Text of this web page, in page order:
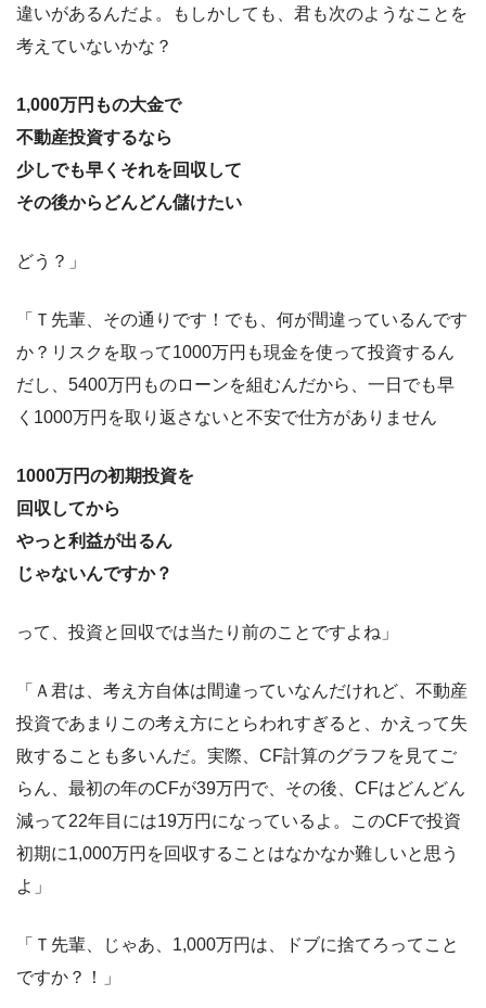
違いがあるんだよ。もしかしても、君も次のようなことを
考えていないかな？
1,000万円もの大金で
不動産投資するなら
少しでも早くそれを回収して
その後からどんどん儲けたい
どう？」
「Ｔ先輩、その通りです！でも、何が間違っているんです
か？リスクを取って1000万円も現金を使って投資するん
だし、5400万円ものローンを組むんだから、一日でも早
く1000万円を取り返さないと不安で仕方がありません
1000万円の初期投資を
回収してから
やっと利益が出るん
じゃないんですか？
って、投資と回収では当たり前のことですよね」
「Ａ君は、考え方自体は間違っていなんだけれど、不動産
投資であまりこの考え方にとらわれすぎると、かえって失
敗することも多いんだ。実際、CF計算のグラフを見てご
らん、最初の年のCFが39万円で、その後、CFはどんどん
減って22年目には19万円になっているよ。このCFで投資
初期に1,000万円を回収することはなかなか難しいと思う
よ」
「Ｔ先輩、じゃあ、1,000万円は、ドブに捨てろってこと
ですか？！」